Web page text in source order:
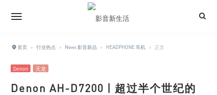
首页 › 行业热点 › News 影音新品 › HEADPHONE 耳机 › 正文
Denon 天龙
Denon AH-D7200 | 超过半个世纪的